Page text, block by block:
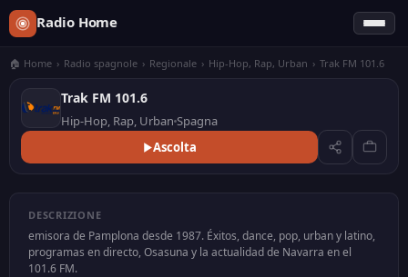
Radio Home
🏠 Home › Radio spagnole › Regionale › Hip-Hop, Rap, Urban › Trak FM 101.6
Trak FM 101.6
Hip-Hop, Rap, Urban Spagna
Ascolta
DESCRIZIONE
emisora de Pamplona desde 1987. Éxitos, dance, pop, urban y latino,
programas en directo, Osasuna y la actualidad de Navarra en el
101.6 FM.